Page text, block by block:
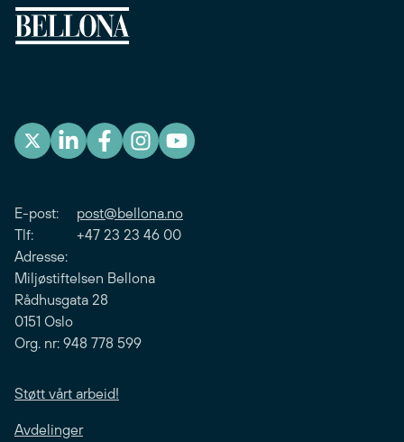
E-post: post@bellona.no
Tlf: +47 23 23 46 00
Adresse:
Miljøstiftelsen Bellona
Rådhusgata 28
0151 Oslo
Org. nr: 948 778 599
Støtt vårt arbeid!
Avdelinger